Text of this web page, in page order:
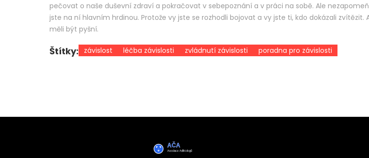
pečovat o naše duševní zdraví a pokračovat v sebepoznání a v práci na sobě. Ale
jste na ní hlavním hrdinou. Protože vy jste se rozhodli bojovat a vy jste ti, kdo dokázali zvítězit.
měli být pyšní.
Štítky: závislost léčba závislosti zvládnutí závislosti poradna pro závislosti